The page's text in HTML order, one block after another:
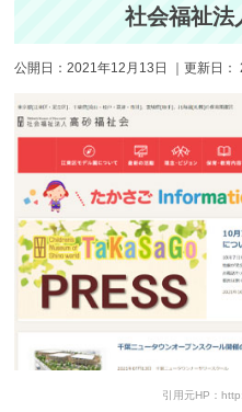
社会福祉法
公開日：2021年12月13日 ｜更新日：
引用元HP：